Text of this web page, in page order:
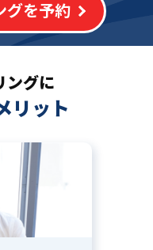
グを予約
ングに
リット